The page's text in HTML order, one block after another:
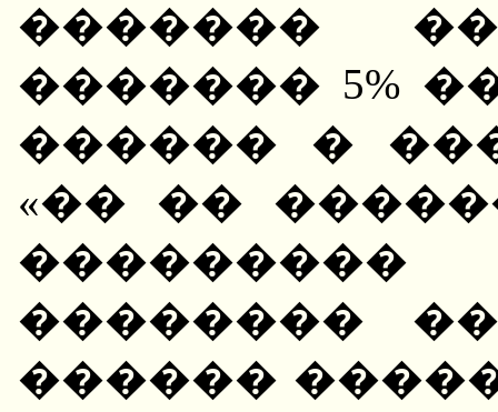
�������
������� 5%
������ �
«�� ��
��������
������